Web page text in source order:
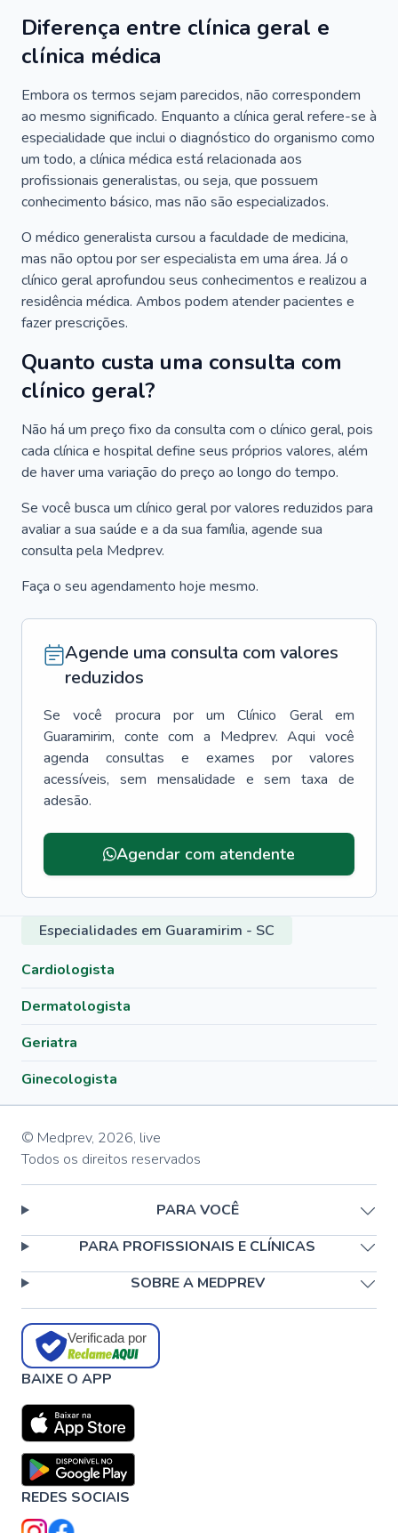
Diferença entre clínica geral e
clínica médica
Embora os termos sejam parecidos, não correspondem
ao mesmo significado. Enquanto a clínica geral refere-se à
especialidade que inclui o diagnóstico do organismo como
um todo, a clínica médica está relacionada aos
profissionais generalistas, ou seja, que possuem
conhecimento básico, mas não são especializados.
O médico generalista cursou a faculdade de medicina,
mas não optou por ser especialista em uma área. Já o
clínico geral aprofundou seus conhecimentos e realizou a
residência médica. Ambos podem atender pacientes e
fazer prescrições.
Quanto custa uma consulta com
clínico geral?
Não há um preço fixo da consulta com o clínico geral, pois
cada clínica e hospital define seus próprios valores, além
de haver uma variação do preço ao longo do tempo.
Se você busca um clínico geral por valores reduzidos para
avaliar a sua saúde e a da sua família, agende sua
consulta pela Medprev.
Faça o seu agendamento hoje mesmo.
Agende uma consulta com valores
reduzidos
Se você procura por um Clínico Geral
em
Guaramirim, conte com a Medprev. Aqui você
agenda consultas e exames por valores
acessíveis, sem mensalidade e sem taxa de
adesão.
Agendar com atendente
Especialidades em Guaramirim - SC
Cardiologista
Dermatologista
Geriatra
Ginecologista
© Medprev, 2026, live
Todos os direitos reservados
PARA VOCÊ
PARA PROFISSIONAIS E CLÍNICAS
SOBRE A MEDPREV
Verificada por
BAIXE O APP
REDES SOCIAIS